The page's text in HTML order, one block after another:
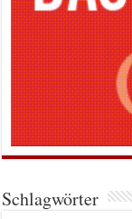
Schlagwörter